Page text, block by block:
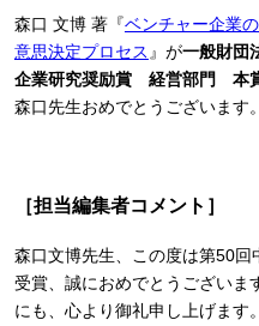
森口 文博 著『ベンチャー企業
意思決定プロセス 』が一般財団
企業研究奨励賞 経営部門 本
森口先生おめでとうございます。
［担当編集者コメント］
森口文博先生、この度は第50
受賞、誠におめでとうございま
にも、心より御礼申し上げます。